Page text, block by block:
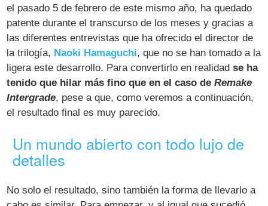
el pasado 5 de febrero de este mismo año, ha quedado
patente durante el transcurso de los meses y gracias a
las diferentes entrevistas que ha ofrecido el director de
la trilogía, Naoki Hamaguchi, que no se han tomado a la
ligera este desarrollo. Para convertirlo en realidadse ha
tenido que hilar más fino que en el caso deRemake
Intergrade, pese a que, como veremos a continuación,
el resultado final es muy parecido.
Un mundo abierto con todo lujo de
detalles
No solo el resultado, sino también la forma de llevarlo a